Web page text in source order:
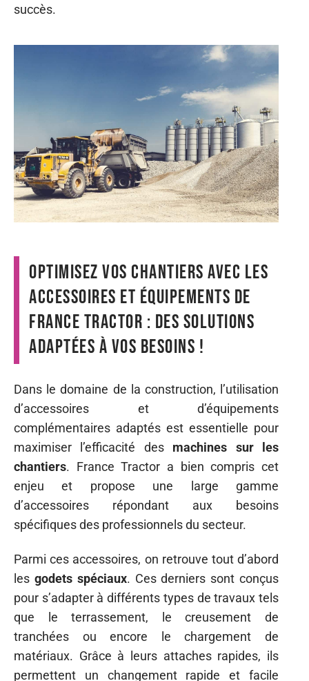
succès.
Optimisez vos chantiers avec les
accessoires et équipements de
France Tractor : des solutions
adaptées à vos besoins !
Dans le domaine de la construction, l’utilisation
d’accessoires et d’équipements
complémentaires adaptés est essentielle pour
maximiser l’efficacité des machines sur les
chantiers. France Tractor a bien compris cet
enjeu et propose une large gamme
d’accessoires répondant aux besoins
spécifiques des professionnels du secteur.
Parmi ces accessoires, on retrouve tout d’abord
les godets spéciaux. Ces derniers sont conçus
pour s’adapter à différents types de travaux tels
que le terrassement, le creusement de
tranchées ou encore le chargement de
matériaux. Grâce à leurs attaches rapides, ils
permettent un changement rapide et facile